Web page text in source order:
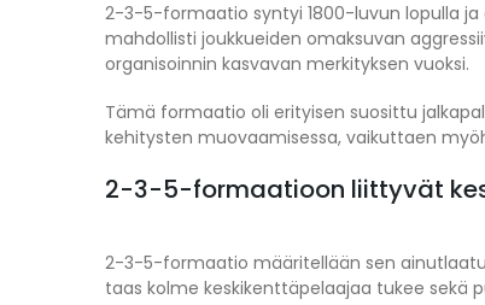
2-3-5-formaatio syntyi 1800-luvun lopulla
mahdollisti joukkueiden omaksuvan
organisoinnin kasvavan merkityksen vuoksi.
Tämä formaatio oli erityisen suosittu
kehitysten muovaamisessa, vaikuttaen
2-3-5-formaatioon liittyvät
2-3-5-formaatio määritellään sen
taas kolme keskikenttäpelaajaa tukee sekä